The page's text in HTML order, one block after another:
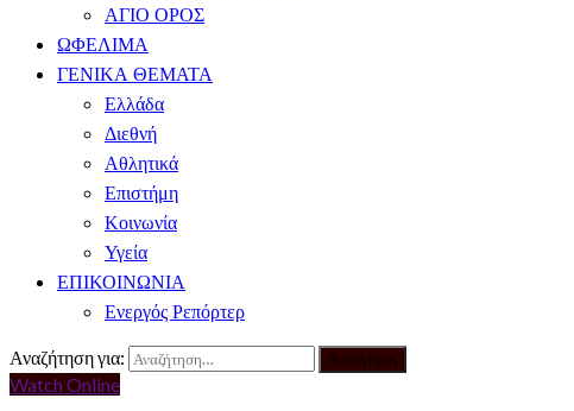
ΑΓΙΟ ΟΡΟΣ
ΩΦΕΛΙΜΑ
ΓΕΝΙΚΑ ΘΕΜΑΤΑ
Ελλάδα
Διεθνή
Αθλητικά
Επιστήμη
Κοινωνία
Υγεία
ΕΠΙΚΟΙΝΩΝΙΑ
Ενεργός Ρεπόρτερ
Αναζήτηση για:
Watch Online